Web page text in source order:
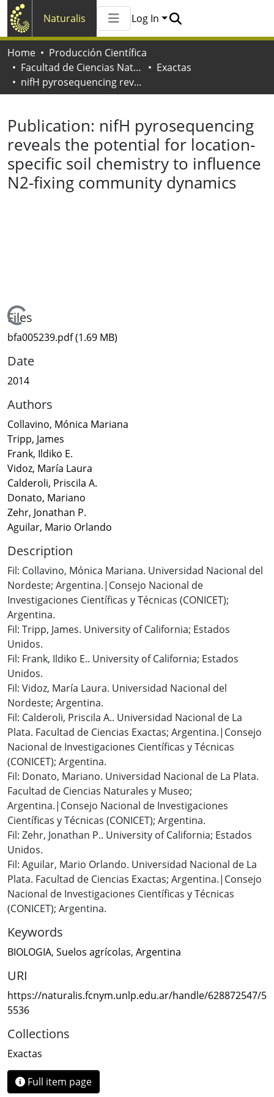
Naturalis
All of Naturalis
Log In
Home
Producción Científica
Facultad de Ciencias Naturales y Museo
Exactas
nifH pyrosequencing reveals the potential for location-specific soil chemistry to influence N2-fixing community dynamics
Publication: nifH pyrosequencing
reveals the potential for location-
specific soil chemistry to influence
N2-fixing community dynamics
Loading...
Files
bfa005239.pdf(1.69 MB)
Date
2014
Authors
Collavino, Mónica Mariana
Tripp, James
Frank, Ildiko E.
Vidoz, María Laura
Calderoli, Priscila A.
Donato, Mariano
Zehr, Jonathan P.
Aguilar, Mario Orlando
Description
Fil: Collavino, Mónica Mariana. Universidad Nacional del
Nordeste; Argentina.|Consejo Nacional de
Investigaciones Científicas y Técnicas (CONICET);
Argentina.
Fil: Tripp, James. University of California; Estados
Unidos.
Fil: Frank, Ildiko E.. University of California; Estados
Unidos.
Fil: Vidoz, María Laura. Universidad Nacional del
Nordeste; Argentina.
Fil: Calderoli, Priscila A.. Universidad Nacional de La
Plata. Facultad de Ciencias Exactas; Argentina.|Consejo
Nacional de Investigaciones Científicas y Técnicas
(CONICET); Argentina.
Fil: Donato, Mariano. Universidad Nacional de La Plata.
Facultad de Ciencias Naturales y Museo;
Argentina.|Consejo Nacional de Investigaciones
Científicas y Técnicas (CONICET); Argentina.
Fil: Zehr, Jonathan P.. University of California; Estados
Unidos.
Fil: Aguilar, Mario Orlando. Universidad Nacional de La
Plata. Facultad de Ciencias Exactas; Argentina.|Consejo
Nacional de Investigaciones Científicas y Técnicas
(CONICET); Argentina.
Keywords
BIOLOGIA, Suelos agrícolas, Argentina
URI
https://naturalis.fcnym.unlp.edu.ar/handle/628872547/5
5536
Collections
Exactas
Full item page